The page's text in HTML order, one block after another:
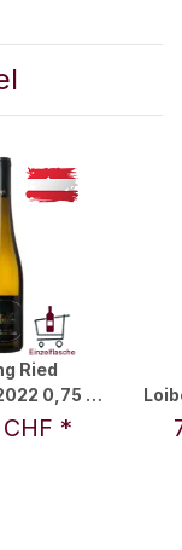
Ried
0,75 l -
*